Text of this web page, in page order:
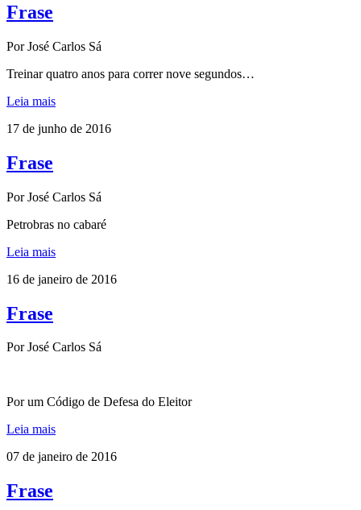
Frase
Por José Carlos Sá
Treinar quatro anos para correr nove segundos…
Leia mais
17 de junho de 2016
Frase
Por José Carlos Sá
Petrobras no cabaré
Leia mais
16 de janeiro de 2016
Frase
Por José Carlos Sá
Por um Código de Defesa do Eleitor
Leia mais
07 de janeiro de 2016
Frase